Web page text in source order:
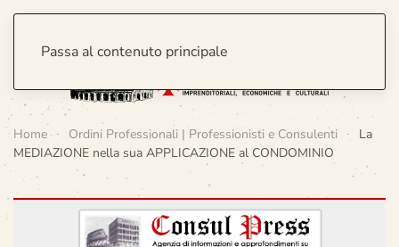
Passa al contenuto principale
Home Ordini Professionali | Professionisti e Consulenti
La
MEDIAZIONE nella sua APPLICAZIONE al CONDOMINIO